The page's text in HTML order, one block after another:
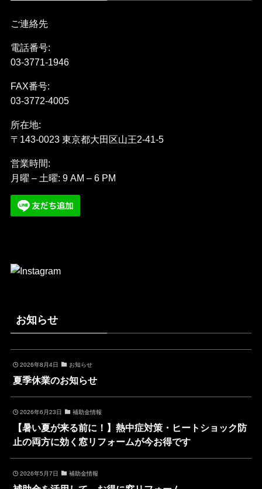
ご連絡先
電話番号:
03-3771-1946
FAX番号:
03-3772-4005
所在地:
〒143-0023 東京都大田区山王2-41-5
営業時間:
月曜 – 土曜: 9 AM – 6 PM
お知らせ
2026年8月4日 お知らせ
夏季休業のお知らせ
2026年6月23日 補助金情報
【暑い夏が来る前に！】熱中症対策・ヒートショック防
止の両方に効く窓リフォームが今お得です
2026年5月7日 補助金情報